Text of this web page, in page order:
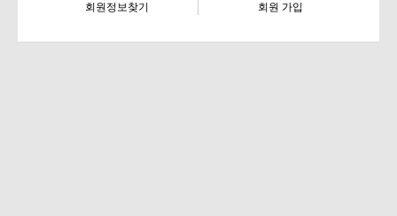
회원정보찾기 회원 가입